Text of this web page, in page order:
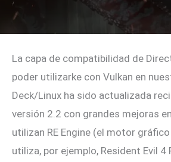
La capa de compatibilidad de
poder utilizarke con Vulkan en
Deck/Linux ha sido actualizada
versión 2.2 con grandes mejoras
utilizan RE Engine (el motor
utiliza, por ejemplo, Resident Evil 4